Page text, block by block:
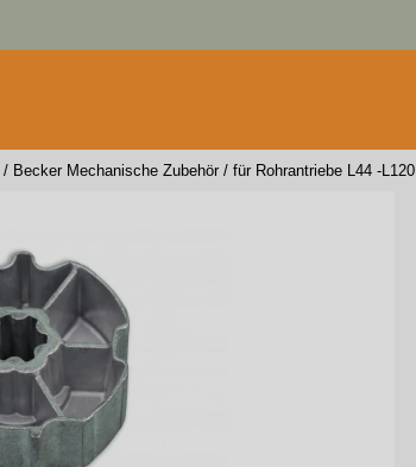
/ Becker Mechanische Zubehör / für Rohrantriebe L44 -L120